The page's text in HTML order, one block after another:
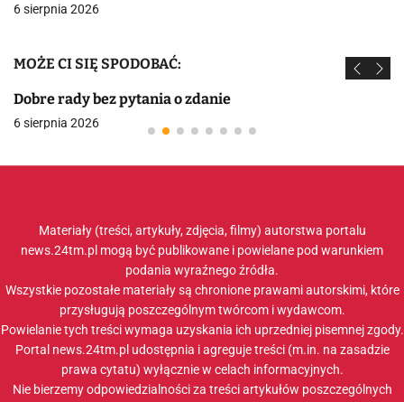
6 sierpnia 2026
MOŻE CI SIĘ SPODOBAĆ:
Dobre rady bez pytania o zdanie
6 sierpnia 2026
Materiały (treści, artykuły, zdjęcia, filmy) autorstwa portalu
news.24tm.pl mogą być publikowane i powielane pod warunkiem
podania wyraźnego źródła.
Wszystkie pozostałe materiały są chronione prawami autorskimi, które
przysługują poszczególnym twórcom i wydawcom.
Powielanie tych treści wymaga uzyskania ich uprzedniej pisemnej zgody.
Portal news.24tm.pl udostępnia i agreguje treści (m.in. na zasadzie
prawa cytatu) wyłącznie w celach informacyjnych.
Nie bierzemy odpowiedzialności za treści artykułów poszczególnych